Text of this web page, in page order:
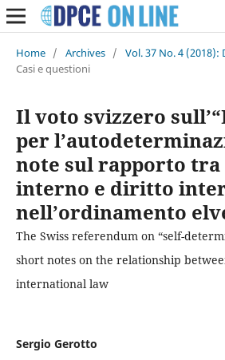
Home / Archives / Vol. 37 No. 4 (2018):
Casi e questioni
Il voto svizzero
per
note sul rapporto
interno e diritto
nell’ordinamento
The Swiss referendum on “self-
short notes on the relationship
international law
Sergio Gerotto